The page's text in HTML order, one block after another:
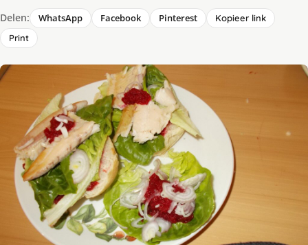
Delen: WhatsApp Facebook Pinterest
Kopieer link
Print